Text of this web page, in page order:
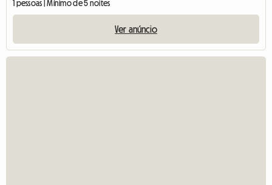
1 pessoas | Mínimo de 5 noites
Ver anúncio